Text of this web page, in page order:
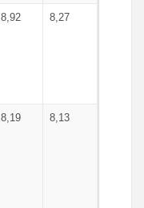
8,92 8,27
8,19 8,13